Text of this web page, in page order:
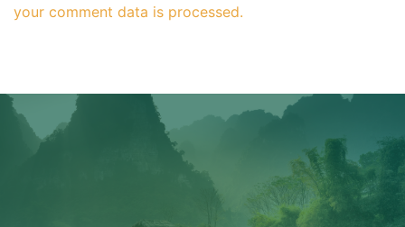
your comment data is processed.